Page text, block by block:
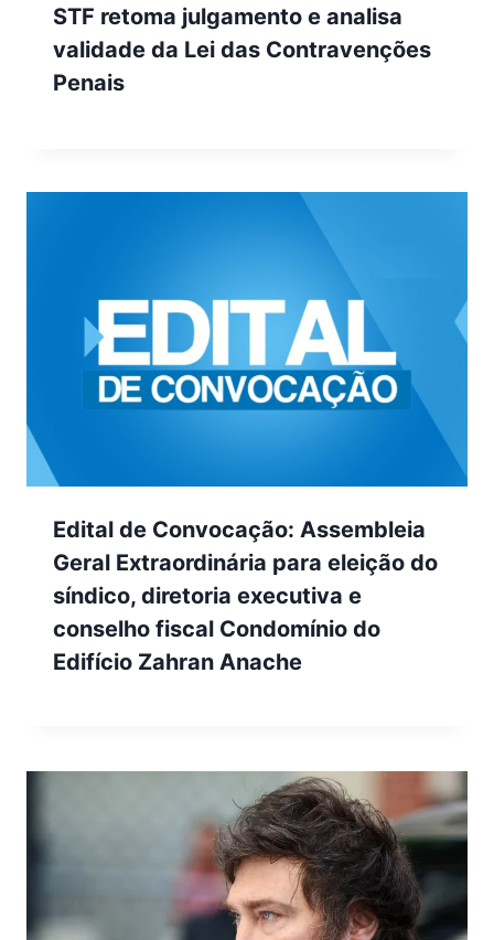
STF retoma julgamento e analisa
validade da Lei das Contravenções
Penais
Edital de Convocação: Assembleia
Geral Extraordinária para eleição do
síndico, diretoria executiva e
conselho fiscal Condomínio do
Edifício Zahran Anache